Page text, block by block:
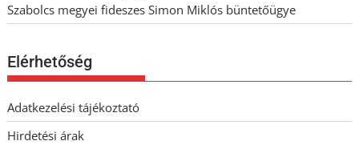
Szabolcs megyei fideszes Simon Miklós büntetőügye
Elérhetőség
Adatkezelési tájékoztató
Hirdetési árak